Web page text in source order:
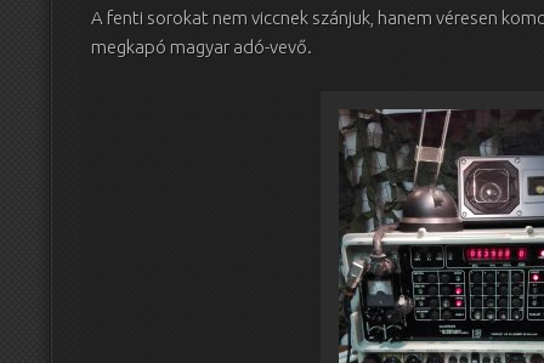
A fenti sorokat nem viccnek szánjuk, hanem véresen
megkapó magyar adó-vevő.